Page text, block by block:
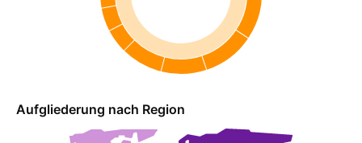
Aufgliederung nach Region